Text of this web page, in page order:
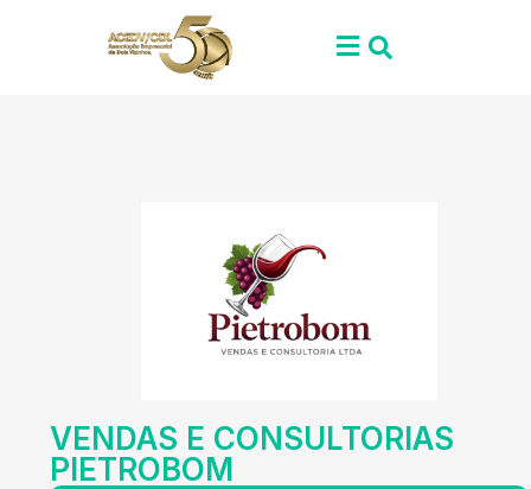
VENDAS E CONSULTORIAS
PIETROBOM